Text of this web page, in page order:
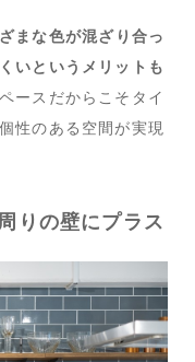
まな色が混ざり合っ
いというメリットも
ースだからこそタイ
性のある空間が実現
りの壁にプラス